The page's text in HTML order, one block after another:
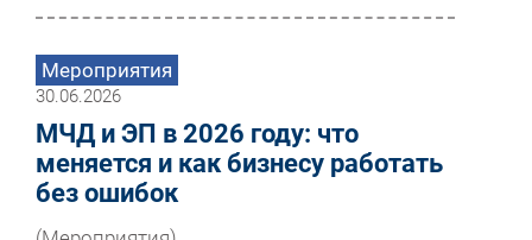
Мероприятия
30.06.2026
МЧД и ЭП в 2026 году: что
меняется и как бизнесу работать
без ошибок